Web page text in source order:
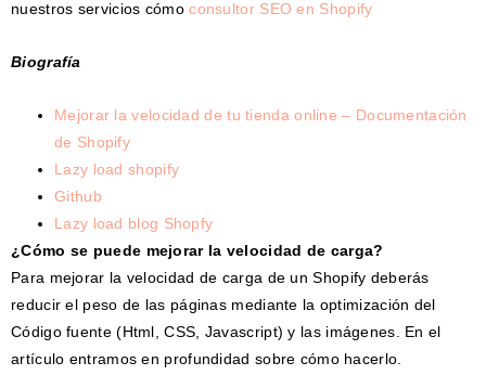
nuestros servicios cómoconsultor SEO en Shopify
Biografía
Mejorar la velocidad de tu tienda online – Documentación
de Shopify
Lazy load shopify
Github
Lazy load blog Shopfy
¿Cómo se puede mejorar la velocidad de carga?
Para mejorar la velocidad de carga de un Shopify deberás
reducir el peso de las páginas mediante la optimización del
Código fuente (Html, CSS, Javascript) y las imágenes. En el
artículo entramos en profundidad sobre cómo hacerlo.